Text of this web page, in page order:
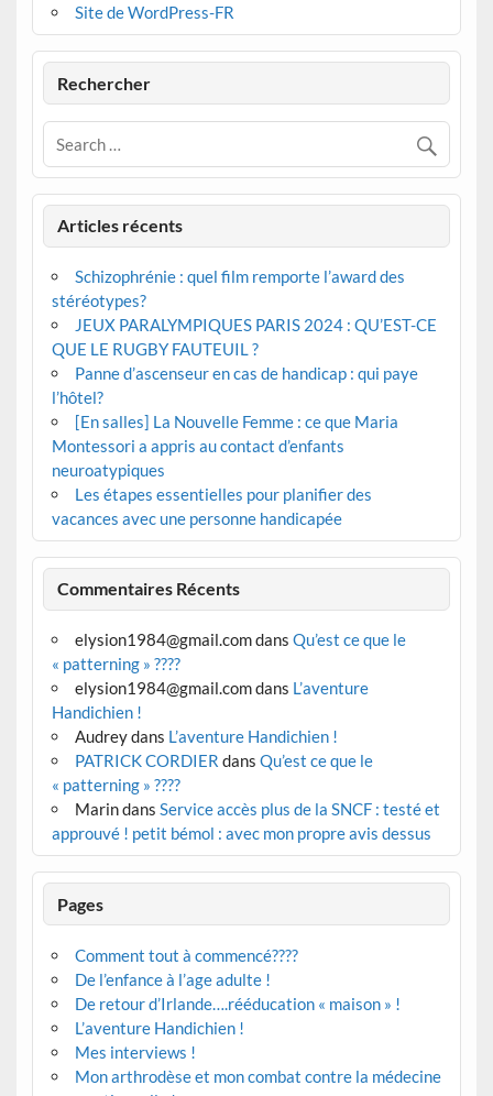
Site de WordPress-FR
Rechercher
Articles récents
Schizophrénie : quel film remporte l’award des
stéréotypes?
JEUX PARALYMPIQUES PARIS 2024 : QU’EST-CE
QUE LE RUGBY FAUTEUIL ?
Panne d’ascenseur en cas de handicap : qui paye
l’hôtel?
[En salles] La Nouvelle Femme : ce que Maria
Montessori a appris au contact d’enfants
neuroatypiques
Les étapes essentielles pour planifier des
vacances avec une personne handicapée
Commentaires Récents
elysion1984@gmail.comdans Qu’est ce que le
« patterning » ????
elysion1984@gmail.comdans L’aventure
Handichien !
Audreydans L’aventure Handichien !
PATRICK CORDIER dans Qu’est ce que le
« patterning » ????
Marindans Service accès plus de la SNCF : testé et
approuvé ! petit bémol : avec mon propre avis dessus
Pages
Comment tout à commencé????
De l’enfance à l’age adulte !
De retour d’Irlande….rééducation « maison » !
L’aventure Handichien !
Mes interviews !
Mon arthrodèse et mon combat contre la médecine